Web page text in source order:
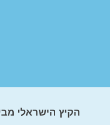
הקיץ הישראלי